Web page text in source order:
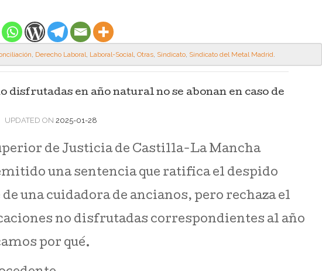
, Derecho Laboral, Laboral-Social, Otras, Sindicato, Sindicato del Metal Madrid.
disfrutadas en año natural no se abonan en caso de
UPDATED ON 2025-01-28
de Justicia de Castilla-La Mancha
una sentencia que ratifica el despido
una cuidadora de ancianos, pero rechaza el
no disfrutadas correspondientes al año
por qué.